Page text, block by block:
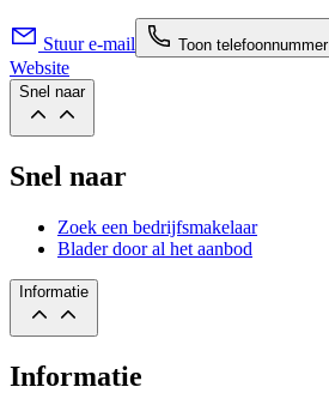
Stuur e-mail Toon telefoonnummer
Website
Snel naar
Snel naar
Zoek een bedrijfsmakelaar
Blader door al het aanbod
Informatie
Informatie